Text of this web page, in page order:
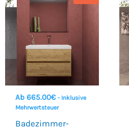
Ab 665.00€ - Inklusive
Mehrwertsteuer
Badezimmer-